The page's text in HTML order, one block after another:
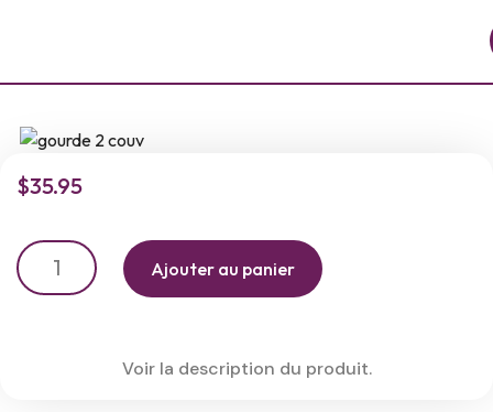
$35.95
Ajouter au panier
Voir la description du produit.